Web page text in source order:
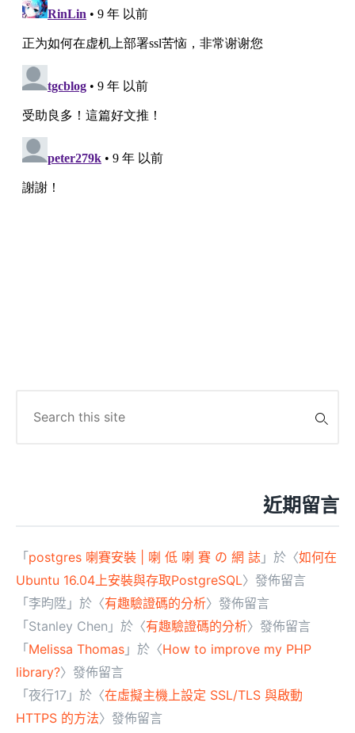
for:
近期留言
「 postgres 喇賽安裝 | 喇 低 喇 賽 の 網 誌 」於〈如何在
Ubuntu 16.04上安裝與存取PostgreSQL〉發佈留言
「 李昀陞 」於〈有趣驗證碼的分析〉發佈留言
「 Stanley Chen 」於〈有趣驗證碼的分析〉發佈留言
「 Melissa Thomas 」於〈How to improve my PHP
library?〉發佈留言
「 夜行17 」於〈在虛擬主機上設定 SSL/TLS 與啟動
HTTPS 的方法〉發佈留言